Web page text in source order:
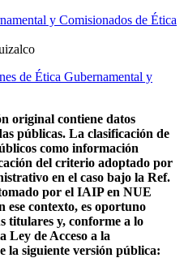
y Comisionados de Ética
de Ética Gubernamental y
original contiene datos
públicas. La clasificación de
como información
del criterio adoptado por
en el caso bajo la Ref.
por el IAIP en NUE
ese contexto, es oportuno
titulares y, conforme a lo
Ley de Acceso a la
la siguiente versión pública: